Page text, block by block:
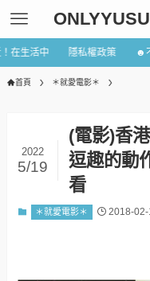
在生活中 隱私權政策 ☻
首頁 ＊就愛電影＊
(電影)香
逗趣的動
看
2022
5/19
＊就愛電影＊ 2018-